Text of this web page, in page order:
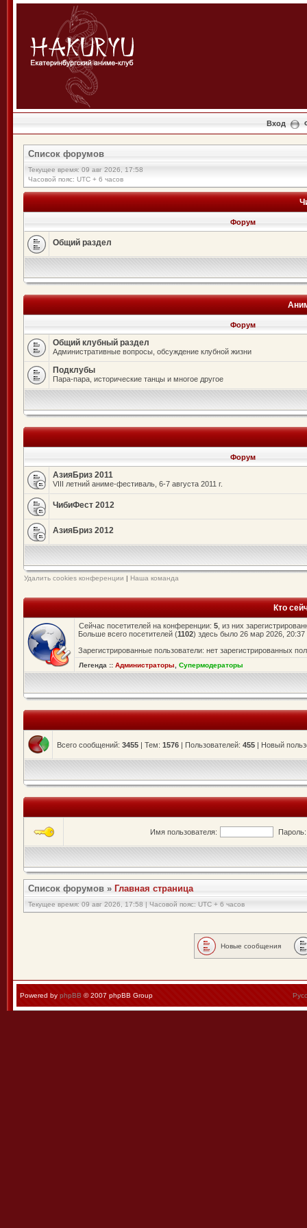
Вход
Список форумов
Текущее время: 09 авг 2026, 17:58
Часовой пояс: UTC + 6 часов
Форум
Общий раздел
Форум
Общий клубный раздел
Административные вопросы, обсуждение клубной жизни
Подклубы
Пара-пара, исторические танцы и многое другое
Форум
АзияБриз 2011
VIII летний аниме-фестиваль, 6-7 августа 2011 г.
ЧибиФест 2012
АзияБриз 2012
Удалить cookies конференции | Наша команда
Кто
Сейчас посетителей на конференции: 5 , из них
Больше всего посетителей (1102) здесь было 26 мар 2026, 20:37
Зарегистрированные пользователи: нет зарегистрированных
Легенда :: Администраторы Супермодераторы
Всего сообщений: 3455 | Тем: 1576 | Пользователей: 455 | Новый
Имя пользователя: Пароль:
Список форумов » Главная страница
Текущее время: 09 авг 2026, 17:58 | Часовой пояс: UTC + 6 часов
Новые сообщения
Powered by phpBB © 2007 phpBB Group